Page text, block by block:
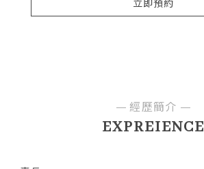
立即預約
EXPREIENCE
經歷簡介